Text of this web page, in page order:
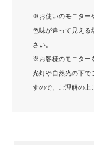
※お使いのモニター
色味が違って見える
さい。
※お客様のモニター
光灯や自然光の下で
すので、ご理解の上